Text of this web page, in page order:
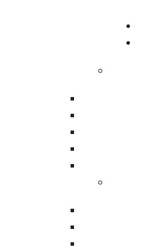
تقویت هوش نوزاد
کتاب حمامی کودک
کتاب فومی
فلش‌کارت تقویت هوش
کتاب پارچه ای
آموزش دستشویی رفتن
قصه خردسال
شعر خردسال